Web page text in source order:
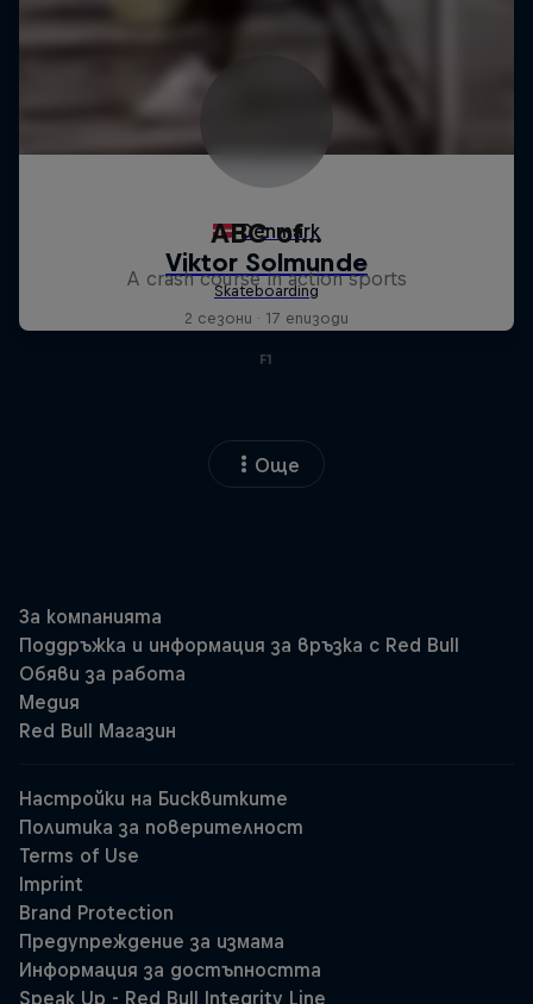
ABC of...
A crash course in action sports
2 сезони · 17 епизоди
F1
Още